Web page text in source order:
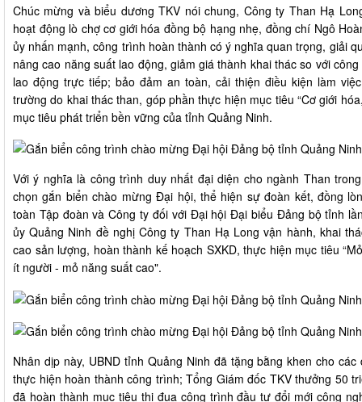
Chúc mừng và biểu dương TKV nói chung, Công ty Than Hạ
hoạt động lò chợ cơ giới hóa đồng bộ hạng nhẹ, đồng chí Ngô
ủy nhấn mạnh, công trình hoàn thành có ý nghĩa quan trọng, giải
nâng cao năng suất lao động, giảm giá thành khai thác so với
lao động trực tiếp; bảo đảm an toàn, cải thiện điều kiện làm
trường do khai thác than, góp phần thực hiện mục tiêu “Cơ giới
mục tiêu phát triển bền vững của tỉnh Quảng Ninh.
Với ý nghĩa là công trình duy nhất đại diện cho ngành Than
chọn gắn biển chào mừng Đại hội, thể hiện sự đoàn kết, đồng
toàn Tập đoàn và Công ty đối với Đại hội Đại biểu Đảng bộ tỉnh
ủy Quảng Ninh đề nghị Công ty Than Hạ Long vận hành, khai
cao sản lượng, hoàn thành kế hoạch SXKD, thực hiện mục tiêu
ít người - mỏ năng suất cao".
Nhân dịp này, UBND tỉnh Quảng Ninh đã tặng bằng khen cho
thực hiện hoàn thành công trình; Tổng Giám đốc TKV thưởng 50
đã hoàn thành mục tiêu thi đua công trình đầu tư đổi mới công